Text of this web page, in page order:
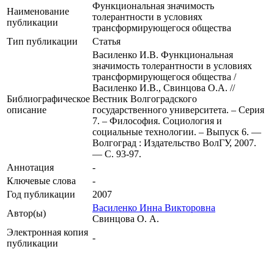
Наименование
публикации
Функциональная значимость
толерантности в условиях
трансформирующегося общества
Тип публикации
Статья
Библиографическое
описание
Василенко И.В. Функциональная
значимость толерантности в условиях
трансформирующегося общества /
Василенко И.В., Свинцова О.А. //
Вестник Волгоградского
государственного университета. – Серия
7. – Философия. Социология и
социальные технологии. – Выпуск 6. —
Волгоград : Издательство ВолГУ, 2007.
— С. 93-97.
Аннотация
-
Ключевые cлова
-
Год публикации
2007
Автор(ы)
Василенко Инна Викторовна
Свинцова О. А.
Электронная копия
публикации
-